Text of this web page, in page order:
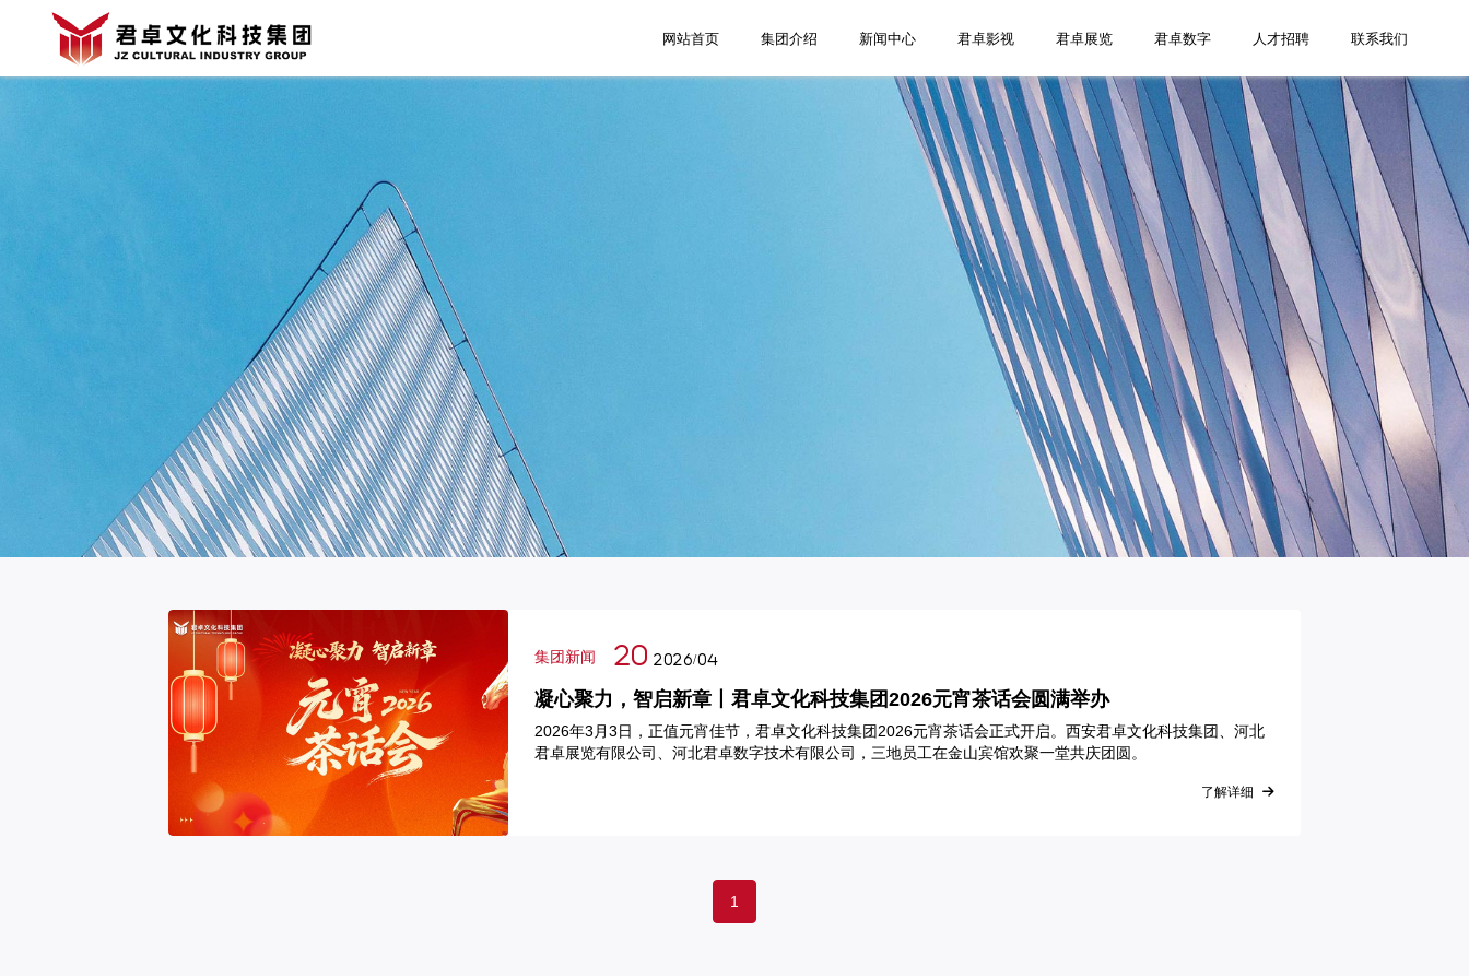
网站首页 集团介绍 新闻中心 君卓影视 君卓展览 君卓数字 人才招聘 联系我们
集团新闻 20 2026/04
凝心聚力，智启新章丨君卓文化科技集团2026元宵茶话会圆满举办
2026年3月3日，正值元宵佳节，君卓文化科技集团2026元宵茶话会正式开启。西安君卓文化科技集团、河北
君卓展览有限公司、河北君卓数字技术有限公司，三地员工在金山宾馆欢聚一堂共庆团圆。
了解详细
1